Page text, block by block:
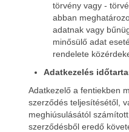
törvény vagy -
abban
adatnak vagy
minősülő adat
rendelete
Adatkezelés
Adatkezelő a fentiekben
szerződés teljesítésétől,
meghiúsulásától
szerződésből eredő